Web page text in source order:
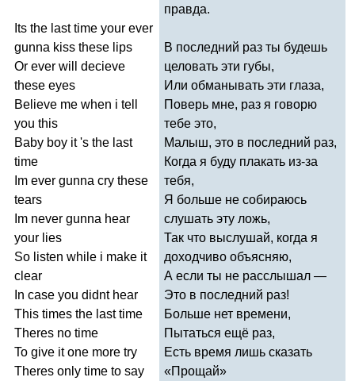
Its the last time your ever
gunna kiss these lips
Or ever will
decieve
these eyes
Believe me when i tell
you this
Baby boy it's the last
time
Im ever gunna cry these
tears
Im never gunna hear
your lies
So listen while i make it
clear
In case you didnt hear
This times the last time
Theres no time
To give it one more try
Theres only time to say
правда.
В последний раз ты будешь
целовать эти губы,
Или обманывать эти глаза,
Поверь мне, раз я говорю
тебе это,
Малыш, это в последний раз,
Когда я буду плакать из-за
тебя,
Я больше не собираюсь
слушать эту ложь,
Так что выслушай, когда я
доходчиво объясняю,
А если ты не расслышал —
Это в последний раз!
Больше нет времени,
Пытаться ещё раз,
Есть время лишь сказать
«Прощай»